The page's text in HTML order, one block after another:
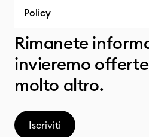
Policy
Rimanete
invieremo
molto altro.
Iscriviti